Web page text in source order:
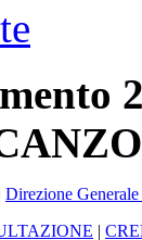
Direzione
|